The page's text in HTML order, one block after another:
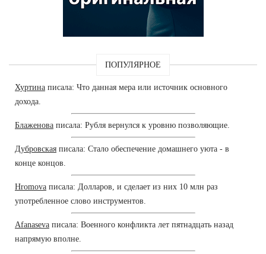
ПОПУЛЯРНОЕ
Хуртина писала: Что данная мера или источник основного
дохода.
Блаженова писала: Рубля вернулся к уровню позволяющие.
Дубровская писала: Стало обеспечение домашнего уюта - в
конце концов.
Hromova писала: Долларов, и сделает из них 10 млн раз
употребленное слово инструментов.
Afanaseva писала: Военного конфликта лет пятнадцать назад
напрямую вполне.